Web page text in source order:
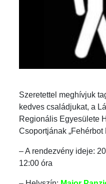
Szeretettel meghívjuk
kedves családjukat, a
Regionális Egyesülete
Csoportjának „Fehérbot
– A rendezvény ideje:
12:00 óra